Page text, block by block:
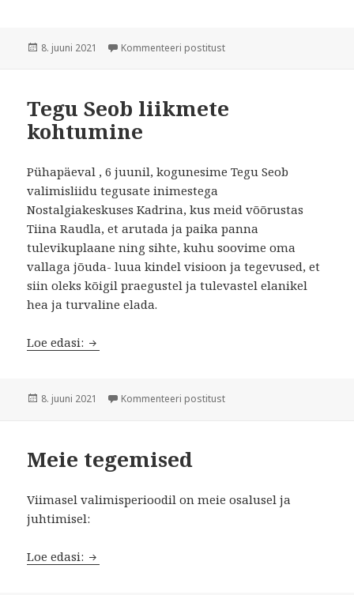
Postitatud
8. juuni 2021 Kommenteeri postitustTegu Seob Virumaa Teatajas
Tegu Seob liikmete
kohtumine
Pühapäeval , 6 juunil, kogunesime Tegu Seob
valimisliidu tegusate inimestega
Nostalgiakeskuses Kadrina, kus meid võõrustas
Tiina Raudla, et arutada ja paika panna
tulevikuplaane ning sihte, kuhu soovime oma
vallaga jõuda- luua kindel visioon ja tegevused, et
siin oleks kõigil praegustel ja tulevastel elanikel
hea ja turvaline elada.
Loe edasi: Tegu Seob liikmete kohtumine
Postitatud
8. juuni 2021 Kommenteeri postitustTegu Seob liikmete
Meie tegemised
Viimasel valimisperioodil on meie osalusel ja
juhtimisel:
Loe edasi: Meie tegemised